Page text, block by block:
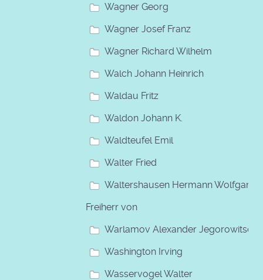
Wagner Georg
Wagner Josef Franz
Wagner Richard Wilhelm
Walch Johann Heinrich
Waldau Fritz
Waldon Johann K.
Waldteufel Emil
Walter Fried
Waltershausen Hermann Wolfgang
Freiherr von
Warlamov Alexander Jegorowitsch
Washington Irving
Wasservogel Walter